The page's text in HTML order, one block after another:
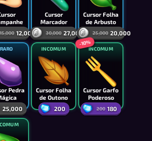
12,000
Cursor
Marcador
30,000 27,000
Cursor Folha
de Arbusto
25,000 20,000
RARO
Pedra
25,000
INCOMUM
Cursor Folha
de Outono
200
INCOMUM
Cursor Garfo
Poderoso
200 180
-10%